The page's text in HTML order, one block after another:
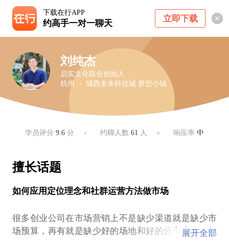
下载在行APP
约高手一对一聊天 立即下载
刘纯杰
启实文化联合创始人
杭州 ・ 城西未来科技城 梦想小镇
学员评分9.6 分 约聊人数 61 人 响应率 中
擅长话题
如何应用定位理念和社群运营方法做市场
很多创业公司在市场营销上不是缺少渠道就是缺少市
场预算，再有就是缺少好的场地和好的分享牛人。很
展开全部